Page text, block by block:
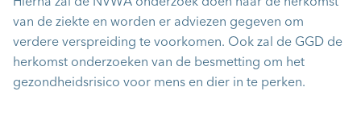
van de ziekte en worden er adviezen gegeven om
verdere verspreiding te voorkomen. Ook zal de GGD de
herkomst onderzoeken van de besmetting om het
gezondheidsrisico voor mens en dier in te perken.